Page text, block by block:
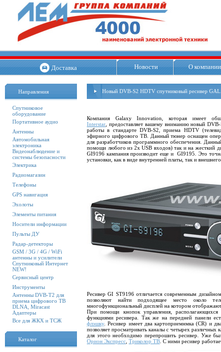
Доставка Новости О компании
Направления
Спутниковое
оборудование
Портативное аудио
Антенны
Автомобильная
электроника
Видеонаблюдение и
системы безопасности
Электрика
Радиомагазин
Телефоны
GPS навигация
Эхолоты
Элементы питания
Носители информации
Пульты ДУ
Радар-детекторы
GSM / 3G / 4G / WiFi
антенны и усилители
Спутниковый Интернет
NEW!
Сервисный центр
Инструменты
Антенны DVB-T2 для
приема цифрового ТВ
DLNA, Miracast
Адаптеры
Все для ЖКХ и ТСЖ
Каталог
Новый DVB-S2 HDTV спутниковый ресивер
Компания Galaxy Innovation, которая имеет
Interstar , предоставляет вашему вниманию новый
работы в стандарте DVB-S2, приема HDTV
эфирного цифрового ТВ. Данный тюнер оснащен
для разработчиков программного обеспечения.
помощи любого из 2хUSB входов) так и на жесткий
GI9196 кампания производит еще и GI9195. Это
установки, как в виде внутренней платы, так и
РесиверGI ST9196 отличается современным
позволяют найти подходящее место около
многофункциональный дисплей на котором
При помощи кнопок управления,
функциями ресивера. Так же на передней панели
флэшку. Ресивер имеет два картоприемнмка (CR) и
позволяет просматривать каналы с четырех
для этого необходимо перепрошить ресивер. Уже
Орион Экспресс Триколор ТВ . С ними ресивер